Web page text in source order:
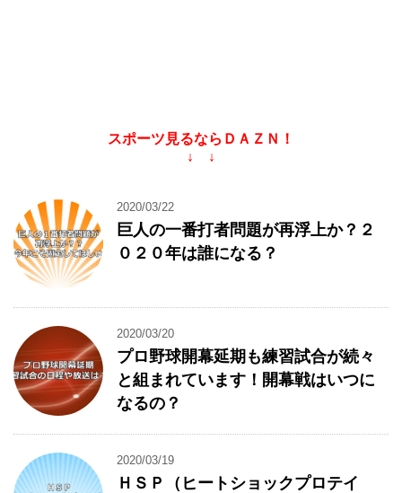
スポーツ見るならＤＡＺＮ！
↓ ↓
2020/03/22
巨人の一番打者問題が再浮上か？２
０２０年は誰になる？
2020/03/20
プロ野球開幕延期も練習試合が続々
と組まれています！開幕戦はいつに
なるの？
2020/03/19
ＨＳＰ（ヒートショックプロテイ